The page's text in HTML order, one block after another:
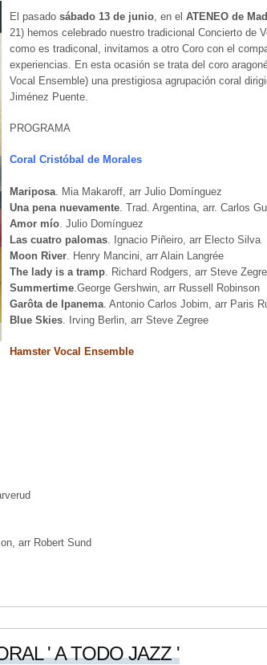
El pasadosábado 13 de junio , en el ATENEO de
21) hemos celebrado nuestro tradicional Concierto de
como es tradiconal, invitamos a otro Coro con el
experiencias. En esta ocasión se trata del coro
Vocal Ensemble) una prestigiosa agrupación coral
Jiménez Puente.
PROGRAMA
Coral Cristóbal de Morales
Mariposa . Mia Makaroff, arr Julio Domínguez
Una pena nuevamente . Trad. Argentina, arr. Carlos
Amor mío . Julio Domínguez
Las cuatro palomas . Ignacio Piñeiro, arr Electo Silva
Moon River . Henry Mancini, arr Alain Langrée
The lady is a tramp . Richard Rodgers, arr Steve
Summertime .George Gershwin, arr Russell Robinson
Garôta de Ipanema . Antonio Carlos Jobim, arr Paris
Blue Skies . Irving Berlin, arr Steve Zegree
Hamster Vocal Ensemble
arr Robert Sund
' A TODO JAZZ '